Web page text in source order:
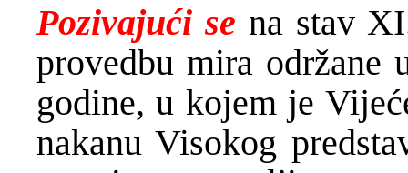
Pozivajući se na stav
provedbu mira održane
godine, u kojem je
nakanu Visokog